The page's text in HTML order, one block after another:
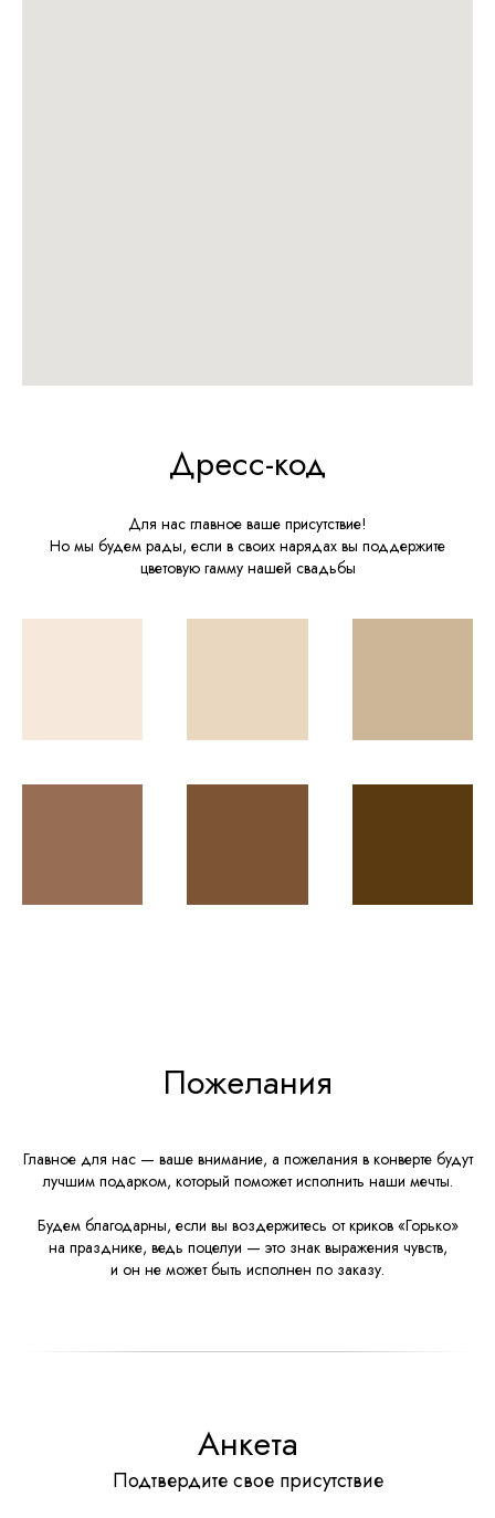
Дресс-код
Для нас главное ваше присутствие!
Но мы будем рады, если в своих нарядах вы поддержите
цветовую гамму нашей свадьбы
Пожелания
Главное для нас — ваше внимание, а пожелания в конверте будут
лучшим подарком, который поможет исполнить наши мечты.
Будем благодарны, если вы воздержитесь от криков «Горько»
на празднике, ведь поцелуи — это знак выражения чувств,
и он не может быть исполнен по заказу.
Анкета
Подтвердите свое присутствие